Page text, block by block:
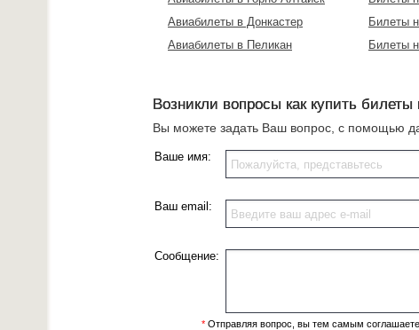
Авиабилеты в Донкастер
Авиабилеты в Пеликан
Билеты
Билеты
Возникли вопросы как купить
Вы можете задать Ваш вопрос, с помощью
Ваше имя:
Ваш email:
Сообщение:
* Отправляя вопрос, вы тем самым